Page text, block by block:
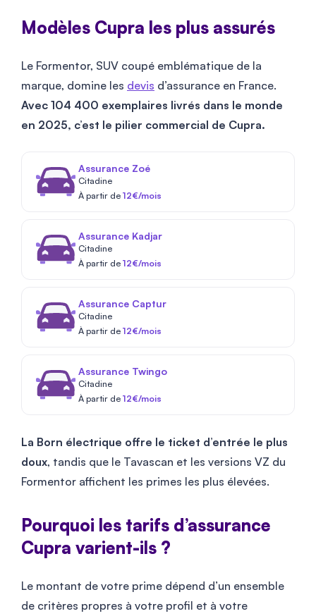
Modèles Cupra les plus assurés
Le Formentor, SUV coupé emblématique de la
marque, domine les devis d’assurance en France.
Avec 104 400 exemplaires livrés dans le monde
en 2025, c’est le pilier commercial de Cupra.
Assurance Zoé
Citadine
À partir de12€/mois
Assurance Kadjar
Citadine
À partir de12€/mois
Assurance Captur
Citadine
À partir de12€/mois
Assurance Twingo
Citadine
À partir de12€/mois
La Born électrique offre le ticket d’entrée le plus
doux, tandis que le Tavascan et les versions VZ du
Formentor affichent les primes les plus élevées.
Pourquoi les tarifs d’assurance
Cupra varient-ils ?
Le montant de votre prime dépend d’un ensemble
de critères propres à votre profil et à votre